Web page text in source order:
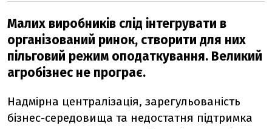
Малих виробників слід інтегрувати в
організований ринок, створити для них
пільговий режим оподаткування. Великий
агробізнес не програє.
Надмірна централізація, зарегульованість
бізнес-середовища та недостатня підтримка